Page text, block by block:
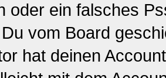
oder ein falsches
vom Board
hat deinen